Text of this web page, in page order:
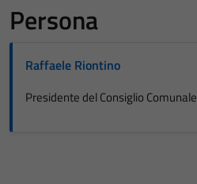
Persona
Raffaele Riontino
Presidente del Consiglio Comunale